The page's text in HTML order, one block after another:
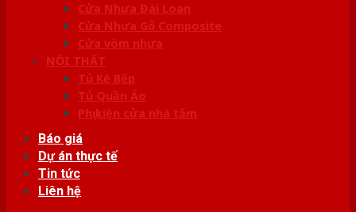
Cửa Nhựa Đài Loan
Cửa Nhựa Gỗ Composite
Cửa vòm nhựa
NỘI THẤT
Tủ Kệ Bếp
Tủ Quần Áo
Phụ kiện cửa nhà tắm
Báo giá
Dự án thực tế
Tin tức
Liên hệ